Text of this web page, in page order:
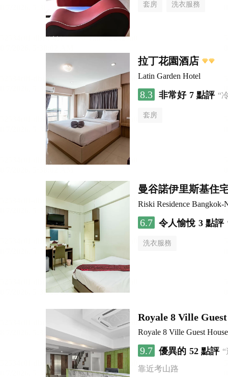
套房 洗衣服務
拉丁花園酒店
Latin Garden Hotel
8.3 非常好 7 點評 “
套房
曼谷諾伊里斯基住
Riski Residence Bangkok-
6.7 令人愉悅 3 點評
洗衣服務
Royale 8 Ville
Royale 8 Ville Guest House
9.7 優異的 52 點評
靠近考山路